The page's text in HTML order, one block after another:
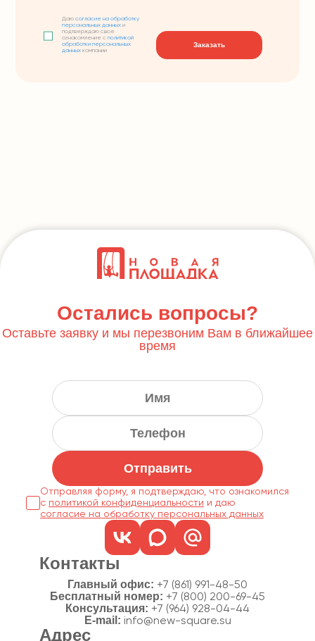
Даюсогласие на обработку
персональных данных и
подтверждаю свое
ознакомление сполитикой
обработки персональных
данных компании
Заказать
Остались вопросы?
Оставьте заявку и мы перезвоним Вам в ближайшее
время
Отправить
Отправляя форму, я подтверждаю, что ознакомился
с политикой конфиденциальности
согласие на обработку персональных данных
Контакты
Главный офис: +7 (861) 991-48-50
Бесплатный номер: +7 (800) 200-69-45
Консультация: +7 (964) 928-04-44
E-mail: info@new-square.su
Адрес